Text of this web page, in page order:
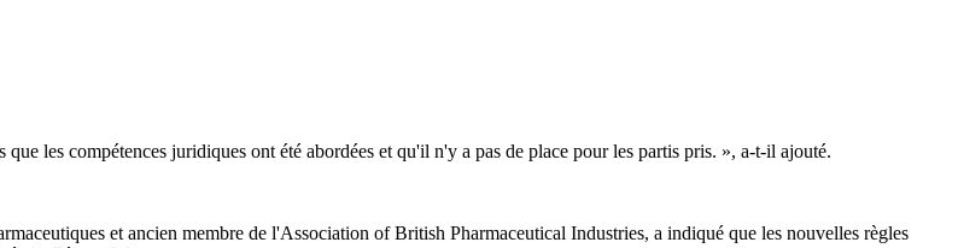
les compétences juridiques ont été abordées et qu'il n'y a pas de place pour les partis pris. », a-t-il ajouté.
et ancien membre de l'Association of British Pharmaceutical Industries, a indiqué que les nouvelles règles